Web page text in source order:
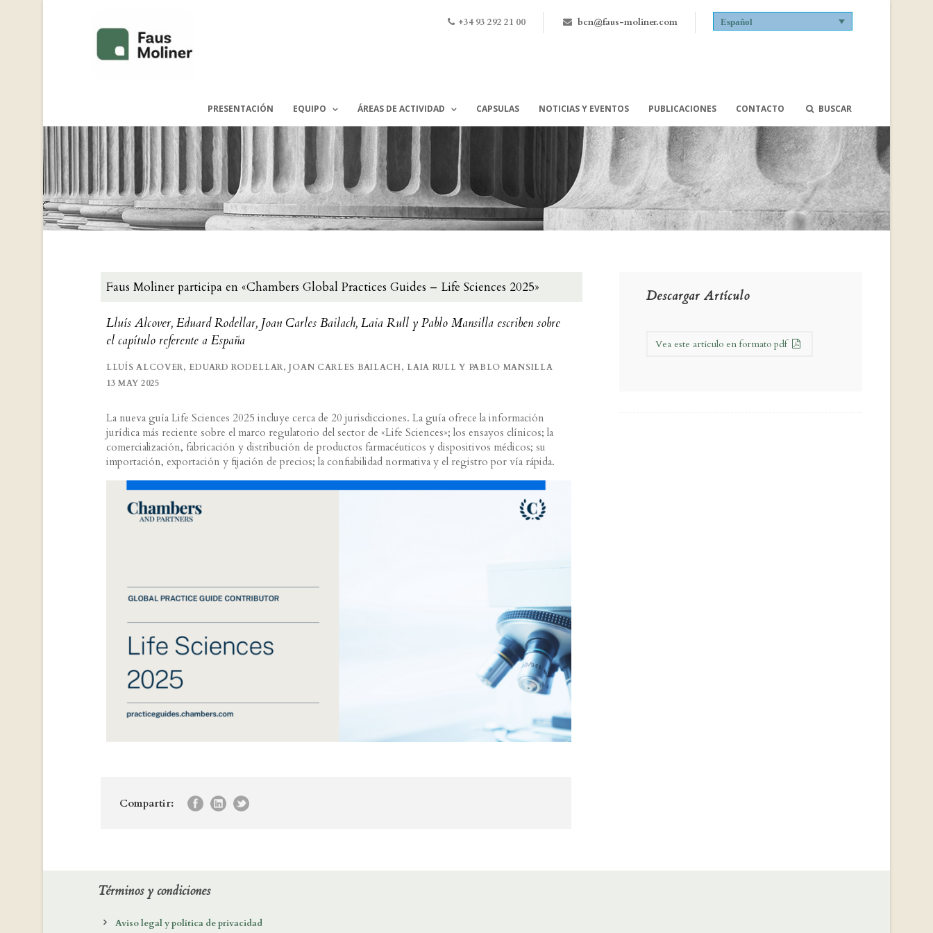
+34 93 292 21 00 bcn@faus-moliner.com Español
PRESENTACIÓN EQUIPO ÁREAS DE ACTIVIDAD CAPSULAS NOTICIAS Y EVENTOS PUBLICACIONES CONTACTO BUSCAR
Faus Moliner participa en «Chambers Global Practices Guides – Life Sciences 2025»
Lluís Alcover, Eduard Rodellar, Joan Carles Bailach, Laia Rull y Pablo Mansilla escriben sobre
el capítulo referente a España
LLUÍS ALCOVER, EDUARD RODELLAR, JOAN CARLES BAILACH, LAIA RULL Y PABLO MANSILLA
13 MAY 2025
La nueva guía Life Sciences 2025 incluye cerca de 20 jurisdicciones. La guía ofrece la información
jurídica más reciente sobre el marco regulatorio del sector de «Life Sciences»; los ensayos clínicos; la
comercialización, fabricación y distribución de productos farmacéuticos y dispositivos médicos; su
importación, exportación y fijación de precios; la confiabilidad normativa y el registro por vía rápida.
Compartir:
Descargar Artículo
Vea este artículo en formato pdf
Términos y condiciones
Aviso legal y política de privacidad